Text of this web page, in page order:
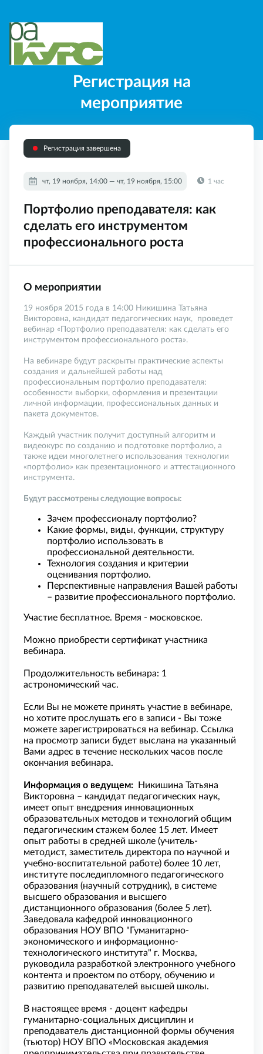
Регистрация на
мероприятие
Регистрация завершена
чт, 19 ноября, 14:00 — чт, 19 ноября, 15:00 1 час
Портфолио преподавателя: как
сделать его инструментом
профессионального роста
О мероприятии
19 ноября 2015 года в 14:00 Никишина Татьяна
Викторовна, кандидат педагогических наук, проведет
вебинар «Портфолио преподавателя: как сделать его
инструментом профессионального роста».
На вебинаре будут раскрыты практические аспекты
создания и дальнейшей работы над
профессиональным портфолио преподавателя:
особенности выборки, оформления и презентации
личной информации, профессиональных данных и
пакета документов.
Каждый участник получит доступный алгоритм и
видеокурс по созданию и подготовке портфолио, а
также идеи многолетнего использования технологии
«портфолио» как презентационного и аттестационного
инструмента.
Будут рассмотрены следующие вопросы:
Зачем профессионалу портфолио?
Какие формы, виды, функции, структуру
портфолио использовать в
профессиональной деятельности.
Технология создания и критерии
оценивания портфолио.
Перспективные направления Вашей работы
– развитие профессионального портфолио.
Участие бесплатное. Время - московское.
Можно приобрести сертификат участника
вебинара.
Продолжительность вебинара: 1
астрономический час.
Если Вы не можете принять участие в вебинаре,
но хотите прослушать его в записи - Вы тоже
можете зарегистрироваться на вебинар. Ссылка
на просмотр записи будет выслана на указанный
Вами адрес в течение нескольких часов после
окончания вебинара.
Информация о ведущем:
Никишина Татьяна
Викторовна – кандидат педагогических наук,
имеет опыт внедрения инновационных
образовательных методов и технологий общим
педагогическим стажем более 15 лет. Имеет
опыт работы в средней школе (учитель-
методист, заместитель директора по научной и
учебно-воспитательной работе) более 10 лет,
институте последипломного педагогического
образования (научный сотрудник), в системе
высшего образования и высшего
дистанционного образования (более 5 лет).
Заведовала кафедрой инновационного
образования НОУ ВПО "Гуманитарно-
экономического и информационно-
технологического института" г. Москва,
руководила разработкой электронного учебного
контента и проектом по отбору, обучению и
развитию преподавателей высшей школы.
В настоящее время - доцент кафедры
гуманитарно-социальных дисциплин и
преподаватель дистанционной формы обучения
(тьютор) НОУ ВПО «Московская академия